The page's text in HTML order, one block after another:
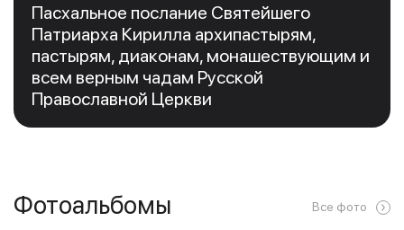
Пасхальное послание Святейшего
Патриарха Кирилла архипастырям,
пастырям, диаконам, монашествующим и
всем верным чадам Русской
Православной Церкви
Фотоальбомы Все фото